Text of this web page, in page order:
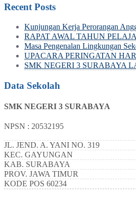
Recent Posts
Kunjungan Kerja Perorangan
RAPAT AWAL TAHUN
Masa Pengenalan Lingkungan
UPACARA PERINGATAN
SMK NEGERI 3 SURABAYA
Data Sekolah
SMK NEGERI 3 SURABAYA
NPSN : 20532195
JL. JEND. A. YANI NO. 319
KEC. GAYUNGAN
KAB. SURABAYA
PROV. JAWA TIMUR
KODE POS 60234